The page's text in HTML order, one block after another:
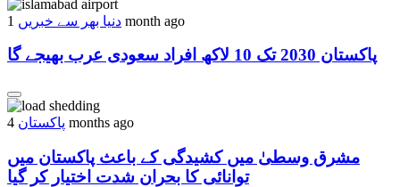
دنیا بھر سے خبریں 1 month ago
پاکستان 2030 تک 10 لاکھ افراد سعودی عرب بھیجے گا
پاکستان 4 months ago
مشرق وسطیٰ میں کشیدگی کے باعث پاکستان میں
توانائی کا بحران شدت اختیار کر گیا